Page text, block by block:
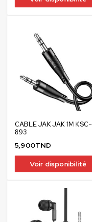
CABLE JAK JAK 1M KSC-
893
5,900TND
Voir disponibilité